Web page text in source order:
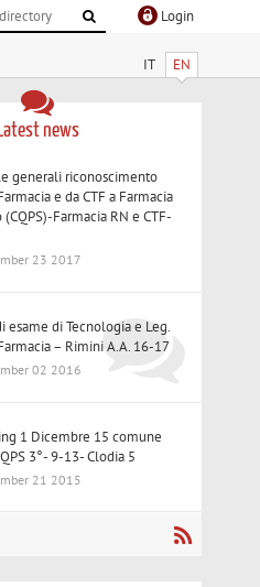
Login
IT EN
Latest news
generali riconoscimento
e da CTF a Farmacia
Farmacia RN e CTF-
23 2017
esame di Tecnologia e Leg.
– Rimini A.A. 16-17
02 2016
1 Dicembre 15 comune
3°- 9-13- Clodia 5
21 2015